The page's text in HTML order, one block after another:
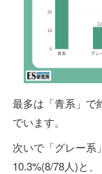
最多は「青系」で
でいます。
次いで「グレー系
10.3%(8/78人)と